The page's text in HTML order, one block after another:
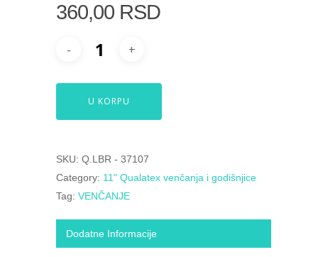
360,00 RSD
U KORPU
SKU: Q.LBR - 37107
Category: 11" Qualatex venčanja i godišnjice
Tag: VENČANJE
Dodatne Informacije